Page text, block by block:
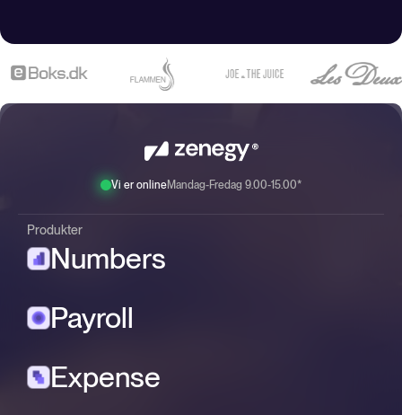
Vi er onlineMandag-Fredag 9.00-15.00*
Produkter
Numbers
Payroll
Expense